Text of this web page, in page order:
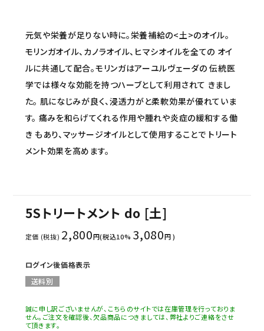
お問い合わせ
元気や栄養が足りない時に。栄養補給の<土>のオイル。
モリンガオイル、カノラオイル、ヒマシオイルを全ての オイ
ルに共通して配合。モリンガはアーユルヴェーダの 伝統医
学では様々な効能を持つハーブとして利用されて きまし
た。 肌になじみが良く、浸透力がと柔軟効果が優れていま
す。 痛みを和らげてくれる作用や腫れや炎症の緩和する働
き もあり、マッサージオイルとして使用することで トリート
メント効果を高めます。
5Sトリートメント do [土]
定価 (税抜) 2,800円(税込10% 3,080円 )
ログイン後価格表示
送料別
誠に申し訳ございませんが、こちらのサイトでは在庫管理を行っておりま
せん。ご注文を確認後、欠品商品につきましては、弊社よりご連絡をさせ
て頂きます。